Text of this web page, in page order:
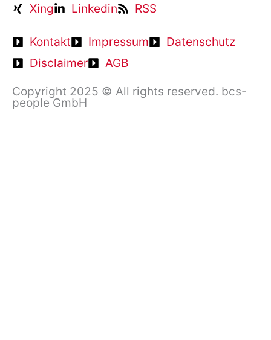
Xing
Linkedin RSS
Kontakt Impressum
Datenschutz
Disclaimer
AGB
Copyright 2025 © All rights reserved. bcs-
people GmbH